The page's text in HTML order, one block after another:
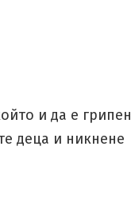
и да е грипен
деца и никнене